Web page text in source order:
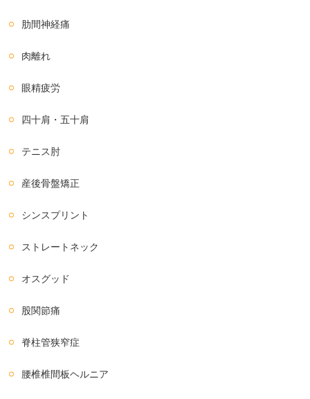
肋間神経痛
肉離れ
眼精疲労
四十肩・五十肩
テニス肘
産後骨盤矯正
シンスプリント
ストレートネック
オスグッド
股関節痛
脊柱管狭窄症
腰椎椎間板ヘルニア